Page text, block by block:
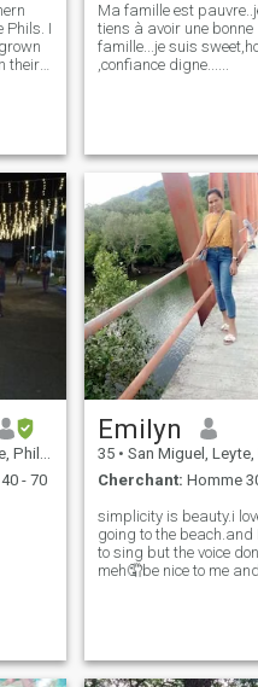
Phils. I
their
Ma famille est
tiens à avoir une bonne
famille...je suis
,confiance digne......
- 70
Emilyn
35 • San Miguel, Leyte,
Cherchant: Homme
simplicity is beauty.i
going to the beach.and
to sing but the voice
meh🤦be nice to me and